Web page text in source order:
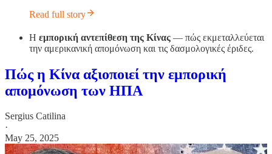
Read full story
Η εμπορική αντεπίθεση της Κίνας — πώς εκμεταλλεύεται
την αμερικανική απομόνωση και τις δασμολογικές έριδες.
Πώς η Κίνα αξιοποιεί την εμπορική
απομόνωση των ΗΠΑ
Sergius Catilina
·
May 25, 2025